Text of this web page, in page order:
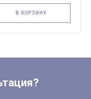
В КОРЗИНУ